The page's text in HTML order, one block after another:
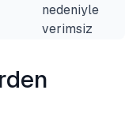
nedeniyle
verimsiz